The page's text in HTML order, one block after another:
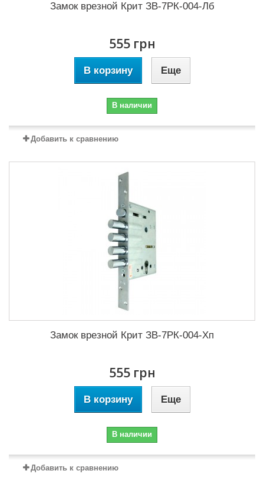
Замок врезной Крит ЗВ-7РК-004-Лб
555 грн
В корзину Еще
В наличии
Добавить к сравнению
Замок врезной Крит ЗВ-7РК-004-Хп
555 грн
В корзину Еще
В наличии
Добавить к сравнению